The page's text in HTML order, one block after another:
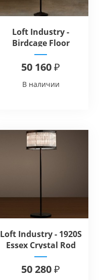
Loft Industry -
Birdcage Floor
50 160 ₽
В наличии
Loft Industry - 1920S
Essex Crystal Rod
Floor
50 280 ₽